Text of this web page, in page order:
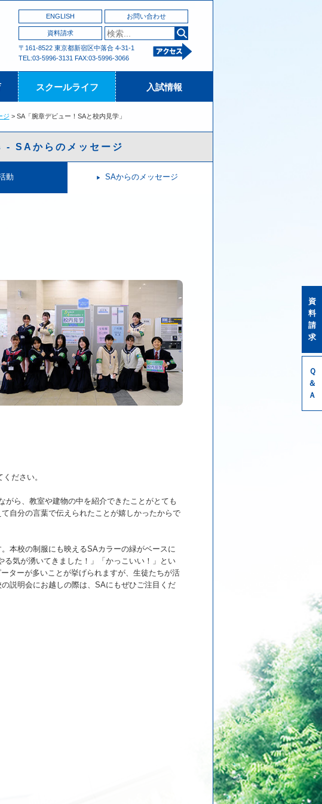
ENGLISH お問い合わせ
資料請求
〒161-8522 東京都新宿区中落合 4-31-1
TEL:03-5996-3131 FAX:03-5996-3066
スクールライフ 入試情報
ジ SA「腕章デビュー！SAと校内見学」
からのメッセージ
動 SAからのメッセージ
ださい。
がら、教室や建物の中を紹介できたことがとても
自分の言葉で伝えられたことが嬉しかったからで
本校の制服にも映えるSAカラーの緑がベースに
気が湧いてきました！」「かっこいい！」とい
ターが多いことが挙げられますが、生徒たちが活
説明会にお越しの際は、SAにもぜひご注目くだ
資
料
請
求
Ｑ
＆
Ａ